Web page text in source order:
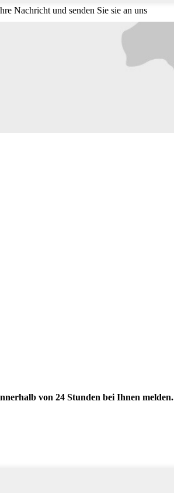
Nachricht und senden Sie sie an uns
von 24 Stunden bei Ihnen melden.